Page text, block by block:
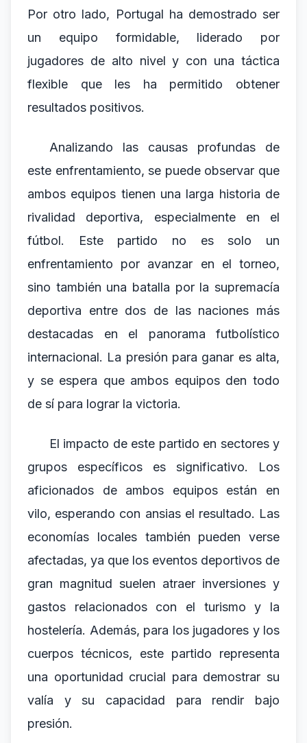
Por otro lado, Portugal ha demostrado ser
un equipo formidable, liderado por
jugadores de alto nivel y con una táctica
flexible que les ha permitido obtener
resultados positivos.
Analizando las causas profundas de
este enfrentamiento, se puede observar que
ambos equipos tienen una larga historia de
rivalidad deportiva, especialmente en el
fútbol. Este partido no es solo un
enfrentamiento por avanzar en el torneo,
sino también una batalla por la supremacía
deportiva entre dos de las naciones más
destacadas en el panorama futbolístico
internacional. La presión para ganar es alta,
y se espera que ambos equipos den todo
de sí para lograr la victoria.
El impacto de este partido en sectores y
grupos específicos es significativo. Los
aficionados de ambos equipos están en
vilo, esperando con ansias el resultado. Las
economías locales también pueden verse
afectadas, ya que los eventos deportivos de
gran magnitud suelen atraer inversiones y
gastos relacionados con el turismo y la
hostelería. Además, para los jugadores y los
cuerpos técnicos, este partido representa
una oportunidad crucial para demostrar su
valía y su capacidad para rendir bajo
presión.